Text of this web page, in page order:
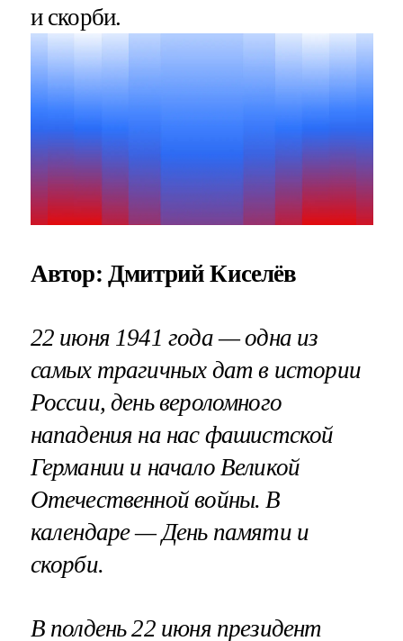
и скорби.
Автор: Дмитрий Киселёв
22 июня 1941 года — одна из
самых трагичных дат в истории
России, день вероломного
нападения на нас фашистской
Германии и начало Великой
Отечественной войны. В
календаре — День памяти и
скорби.
В полдень 22 июня президент